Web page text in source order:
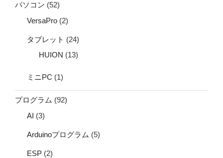
パソコン (52)
VersaPro (2)
タブレット (24)
HUION (13)
ミニPC (1)
プログラム (92)
AI (3)
Arduinoプログラム (5)
ESP (2)